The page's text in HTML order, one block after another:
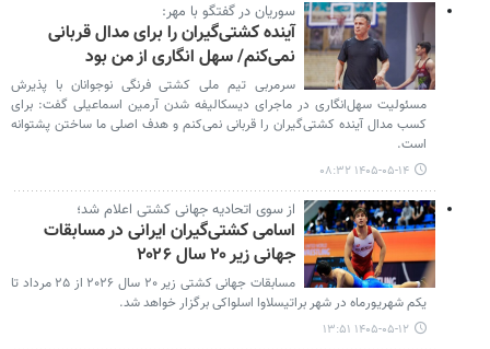
سوریان در گفتگو با مهر:
آینده کشتی‌گیران را برای مدال قربانی
نمی‌کنم/ سهل انگاری از من بود
سرمربی تیم ملی کشتی فرنگی نوجوانان با پذیرش
مسئولیت سهل‌انگاری در ماجرای دیسکالیفه شدن آرمین اسماعیلی گفت: برای
کسب مدال آینده کشتی‌گیران را قربانی نمی‌کنم و هدف اصلی ما ساختن پشتوانه
است.
۱۴۰۵-۰۵-۱۴ ۰۸:۳۲
از سوی اتحادیه جهانی کشتی اعلام شد؛
اسامی کشتی‌گیران ایرانی در مسابقات
جهانی زیر ۲۰ سال ۲۰۲۶
مسابقات جهانی کشتی زیر ۲۰ سال ۲۰۲۶ از ۲۵ مرداد تا
یکم شهریورماه در شهر براتیسلاوا اسلواکی برگزار خواهد شد.
۱۴۰۵-۰۵-۱۲ ۱۳:۵۱